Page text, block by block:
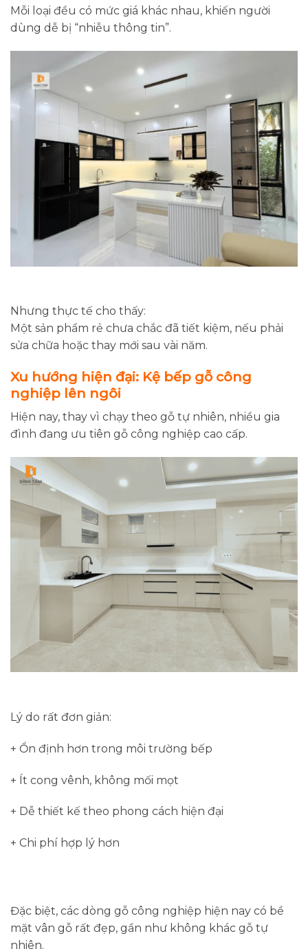
Mỗi loại đều có mức giá khác nhau, khiến người
dùng dễ bị “nhiễu thông tin”.
Nhưng thực tế cho thấy:
Một sản phẩm rẻ chưa chắc đã tiết kiệm, nếu phải
sửa chữa hoặc thay mới sau vài năm.
Xu hướng hiện đại: Kệ bếp gỗ công
nghiệp lên ngôi
Hiện nay, thay vì chạy theo gỗ tự nhiên, nhiều gia
đình đang ưu tiên gỗ công nghiệp cao cấp.
Lý do rất đơn giản:
+ Ổn định hơn trong môi trường bếp
+ Ít cong vênh, không mối mọt
+ Dễ thiết kế theo phong cách hiện đại
+ Chi phí hợp lý hơn
Đặc biệt, các dòng gỗ công nghiệp hiện nay có bề
mặt vân gỗ rất đẹp, gần như không khác gỗ tự
nhiên.